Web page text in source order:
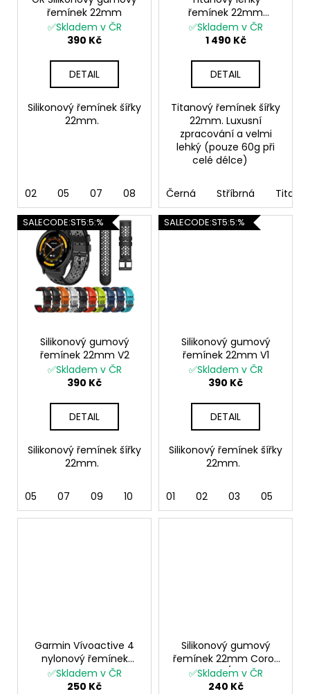
řemínek 22mm
✅Skladem v ČR
390 Kč
DETAIL
Silikonový řemínek šířky
22mm.
02 05 07 08 09 10
řemínek 22mm
Garmin Vívoactive 4
Garmin Venu 2 Venu 3
255/265/745 Huawei
Watch 4
✅Skladem v ČR
1 490 Kč
DETAIL
Titanový řemínek šířky
22mm. Luxusní
zpracování a velmi
lehký (pouze 60g při
celé délce)
Černá Stříbrná
SALECODE:ST5:5:%
Silikonový gumový
řemínek 22mm V2
✅Skladem v ČR
390 Kč
DETAIL
Silikonový řemínek šířky
22mm.
05 07 09 10
SALECODE:ST5:5:%
Silikonový gumový
řemínek 22mm V1
✅Skladem v ČR
390 Kč
DETAIL
Silikonový řemínek šířky
22mm.
01 02 03 05
Garmin Vívoactive 4
nylonový řemínek
22mm Coros Apex
Garmin Venu 2 Venu 3
✅Skladem v ČR
250 Kč
Silikonový gumový
řemínek 22mm Coros
Apex Pro / Garmin
Forerunner 745/ Venu
✅Skladem v ČR
240 Kč